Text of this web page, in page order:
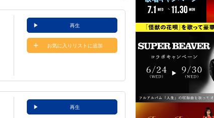
再生
お気に入りリストに追加
再生